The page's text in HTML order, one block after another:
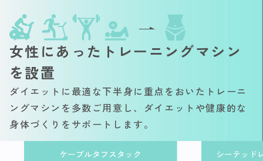
女性にあったトレーニングマシン
を設置
ダイエットに最適な下半身に重点をおいたトレーニ
ングマシンを多数ご用意し、ダイエットや健康的な
身体づくりをサポートします。
ケーブルタフスタック シーテッド